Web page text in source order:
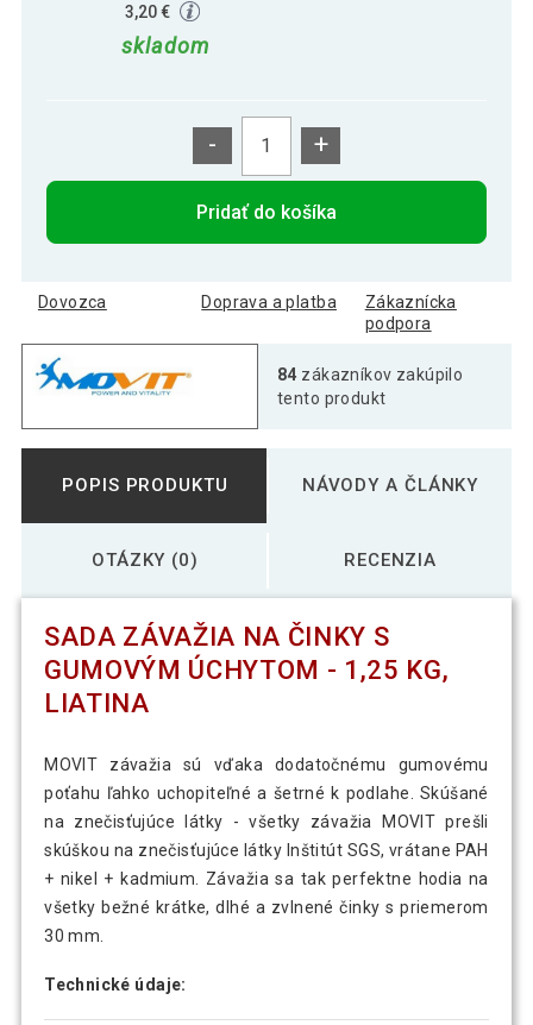
3,20 €
skladom
- +
Pridať do košíka
Dovozca Doprava a platba
Zákaznícka
podpora
84 zákazníkov zakúpilo
tento produkt
POPIS PRODUKTU NÁVODY A ČLÁNKY
OTÁZKY (0) RECENZIA
SADA ZÁVAŽIA NA ČINKY S
GUMOVÝM ÚCHYTOM - 1,25 KG,
LIATINA
MOVIT závažia sú vďaka dodatočnému gumovému
poťahu ľahko uchopiteľné a šetrné k podlahe. Skúšané
na znečisťujúce látky - všetky závažia MOVIT prešli
skúškou na znečisťujúce látky Inštitút SGS, vrátane PAH
+ nikel + kadmium. Závažia sa tak perfektne hodia na
všetky bežné krátke, dlhé a zvlnené činky s priemerom
30 mm.
Technické údaje: